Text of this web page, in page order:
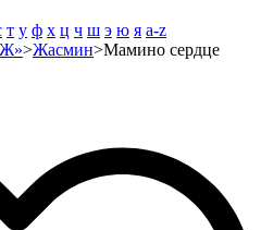
т у ф х ц ч ш э ю я a-z
>Жасмин>Мамино сердце